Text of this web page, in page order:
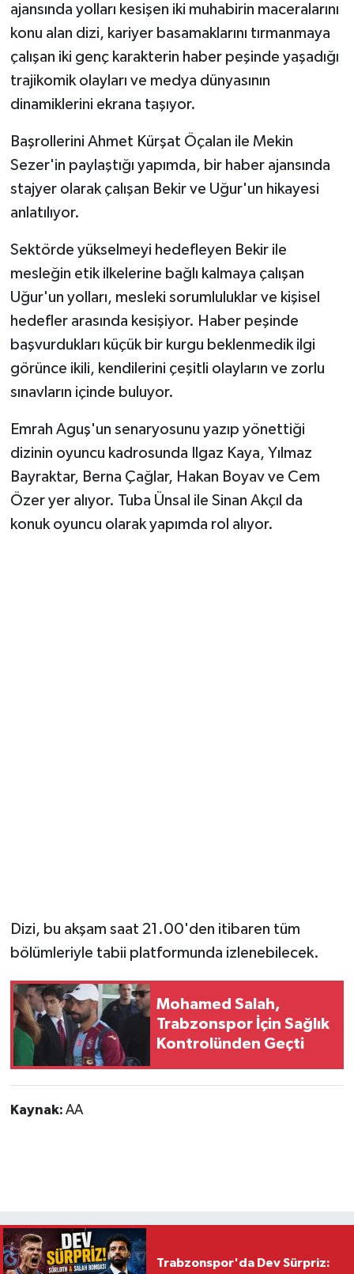
ajansında yolları kesişen iki muhabirin maceralarını
konu alan dizi, kariyer basamaklarını tırmanmaya
çalışan iki genç karakterin haber peşinde yaşadığı
trajikomik olayları ve medya dünyasının
dinamiklerini ekrana taşıyor.
Başrollerini Ahmet Kürşat Öçalan ile Mekin
Sezer'in paylaştığı yapımda, bir haber ajansında
stajyer olarak çalışan Bekir ve Uğur'un hikayesi
anlatılıyor.
Sektörde yükselmeyi hedefleyen Bekir ile
mesleğin etik ilkelerine bağlı kalmaya çalışan
Uğur'un yolları, mesleki sorumluluklar ve kişisel
hedefler arasında kesişiyor. Haber peşinde
başvurdukları küçük bir kurgu beklenmedik ilgi
görünce ikili, kendilerini çeşitli olayların ve zorlu
sınavların içinde buluyor.
Emrah Aguş'un senaryosunu yazıp yönettiği
dizinin oyuncu kadrosunda Ilgaz Kaya, Yılmaz
Bayraktar, Berna Çağlar, Hakan Boyav ve Cem
Özer yer alıyor. Tuba Ünsal ile Sinan Akçıl da
konuk oyuncu olarak yapımda rol alıyor.
Dizi, bu akşam saat 21.00'den itibaren tüm
bölümleriyle tabii platformunda izlenebilecek.
Mohamed Salah,
Trabzonspor İçin Sağlık
Kontrolünden Geçti
Kaynak: AA
Trabzonspor'da Dev Sürpriz:
Seri İlan
Siyaset
Sokak Hayvanlarını Sahiplendirme
Sonsöz Özel
Spor
Vasıta
Yaşam